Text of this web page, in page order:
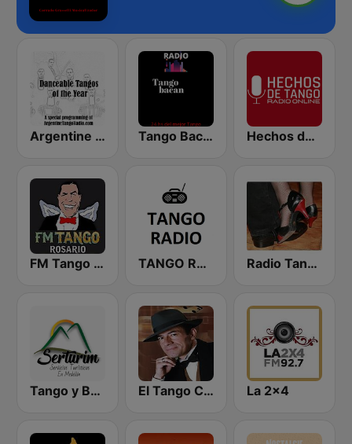
Argentine Tango Radio Tango Bacan Hechos de Tango Radio Online
FM Tango Rosario TANGO RADIO Radio Tango-Velours
Tango y Bolero El Tango Criollo La 2x4